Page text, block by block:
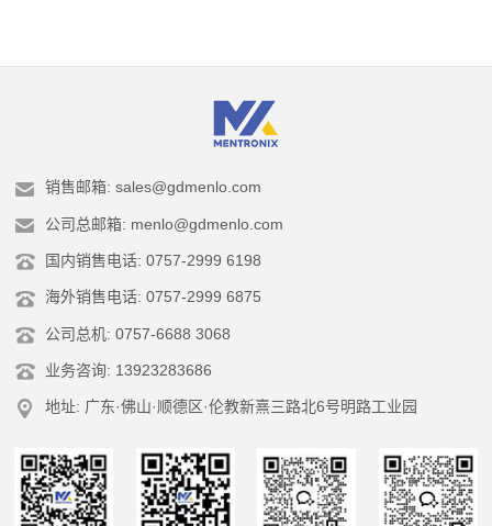
销售邮箱: sales@gdmenlo.com
公司总邮箱: menlo@gdmenlo.com
国内销售电话: 0757-2999 6198
海外销售电话: 0757-2999 6875
公司总机: 0757-6688 3068
业务咨询: 13923283686
地址: 广东·佛山·顺德区·伦教新熹三路北6号明路工业园